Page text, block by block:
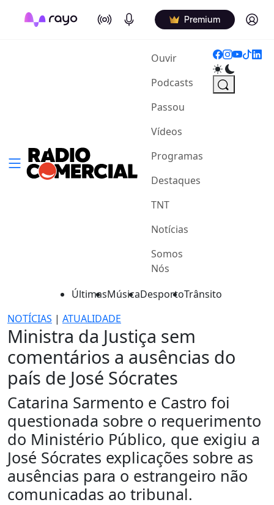
On Air Podcasts Premium Log in
Ouvir(current)
Podcasts
Passou
Vídeos
Programas
Destaques
TNT
Notícias
Somos
Nós
ÚltimasMúsicaDesportoTrânsito
NOTÍCIAS | ATUALIDADE
Ministra da Justiça sem
comentários a ausências do
país de José Sócrates
Catarina Sarmento e Castro foi
questionada sobre o requerimento
do Ministério Público, que exigiu a
José Sócrates explicações sobre as
ausências para o estrangeiro não
comunicadas ao tribunal.